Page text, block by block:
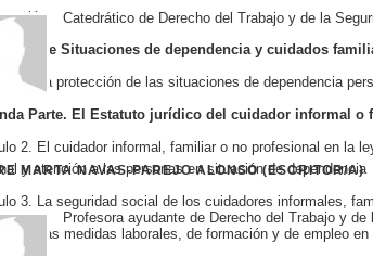
Catedrático de Derecho del Trabajo y de la
MARTA NAVAS-PAREJO ALONSO (ESCRITOR/A)
Profesora ayudante de Derecho del Trabajo y
ParteSituaciones de dependencia y cuidados
1. La protección de las situaciones de dependencia
Parte. El Estatuto jurídico del cuidador informal o
2. El cuidador informal, familiar o no profesional en la
y atención a las personas en situación de dependencia
3. La seguridad social de los cuidadores informales,
4. Las medidas laborales, de formación y de empleo